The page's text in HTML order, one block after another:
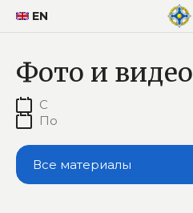
EN
Фото и видео
Все материалы